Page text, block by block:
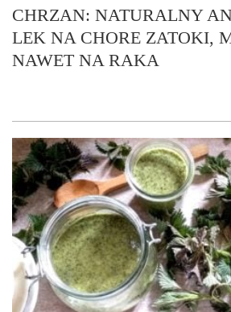
CHRZAN: NATURALNY
LEK NA CHORE ZATOKI,
NAWET NA RAKA